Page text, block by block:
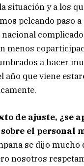
situación y a los
peleando paso a
menos
a hacer
año que viene
de ajuste, ¿se
el personal
se dijo mucho
nosotros